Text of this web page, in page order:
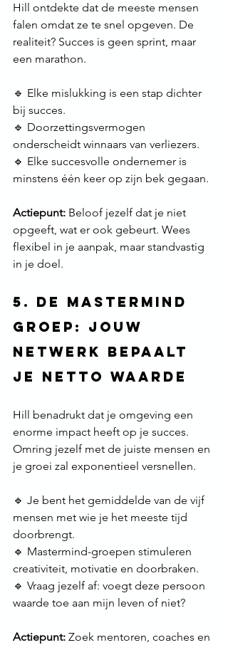
Hill ontdekte dat de meeste mensen
falen omdat ze te snel opgeven. De
realiteit? Succes is geen sprint, maar
een marathon.
🔹 Elke mislukking is een stap dichter
bij succes.
🔹 Doorzettingsvermogen
onderscheidt winnaars van verliezers.
🔹 Elke succesvolle ondernemer is
minstens één keer op zijn bek gegaan.
Actiepunt: Beloof jezelf dat je niet
opgeeft, wat er ook gebeurt. Wees
flexibel in je aanpak, maar standvastig
in je doel.
5. De Mastermind
Groep: Jouw
Netwerk Bepaalt
Je Netto Waarde
Hill benadrukt dat je omgeving een
enorme impact heeft op je succes.
Omring jezelf met de juiste mensen en
je groei zal exponentieel versnellen.
🔹 Je bent het gemiddelde van de vijf
mensen met wie je het meeste tijd
doorbrengt.
🔹 Mastermind-groepen stimuleren
creativiteit, motivatie en doorbraken.
🔹 Vraag jezelf af: voegt deze persoon
waarde toe aan mijn leven of niet?
Actiepunt: Zoek mentoren, coaches en